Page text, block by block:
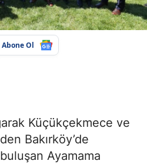
Abone Ol
Küçükçekmece ve
Bakırköy’de
Ayamama